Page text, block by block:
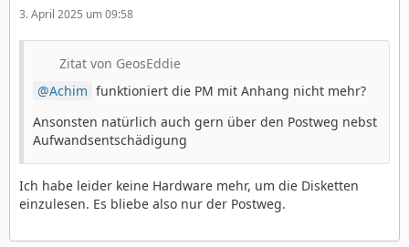
3. April 2025 um 09:58
Zitat von GeosEddie
Achim funktioniert die PM mit Anhang nicht mehr?
Ansonsten natürlich auch gern über den Postweg nebst
Aufwandsentschädigung
Ich habe leider keine Hardware mehr, um die Disketten
einzulesen. Es bliebe also nur der Postweg.